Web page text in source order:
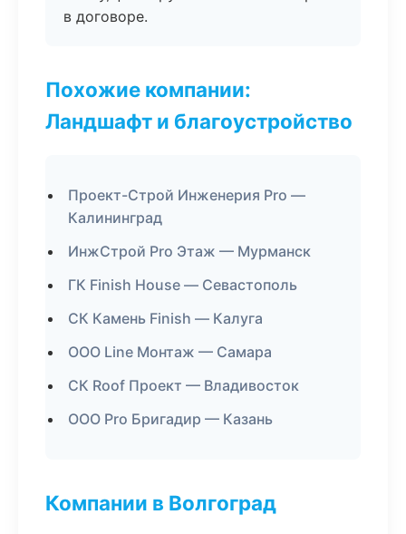
в договоре.
Похожие компании:
Ландшафт и благоустройство
Проект-Строй Инженерия Pro —
Калининград
ИнжСтрой Pro Этаж — Мурманск
ГК Finish House — Севастополь
СК Камень Finish — Калуга
ООО Line Монтаж — Самара
СК Roof Проект — Владивосток
ООО Pro Бригадир — Казань
Компании в Волгоград